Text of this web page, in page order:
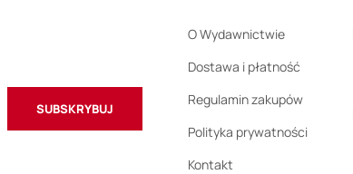
SUBSKRYBUJ
O Wydawnictwie
Dostawa i płatność
Regulamin zakupów
Polityka prywatności
Kontakt